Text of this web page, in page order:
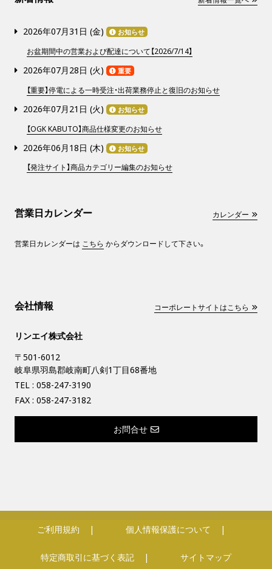
2026年07月31日 (金) お知らせ
お盆期間中の営業および配達について【2026/7/14】
2026年07月28日 (火) 重要
【重要】停電による一時受注・出荷業務停止と復旧のお知らせ
2026年07月21日 (火) お知らせ
【OGK KABUTO】商品仕様変更のお知らせ
2026年06月18日 (木) お知らせ
【発注サイト】商品カテゴリー編集のお知らせ
営業日カレンダー カレンダー
営業日カレンダーは こちら からダウンロードして下さい。
会社情報 コーポレートサイトはこちら
リンエイ株式会社
〒501-6012
岐阜県羽島郡岐南町八剣1丁目68番地
TEL : 058-247-3190
FAX : 058-247-3182
お問合せ
ご利用規約 個人情報保護について
特定商取引に基づく表記 サイトマップ